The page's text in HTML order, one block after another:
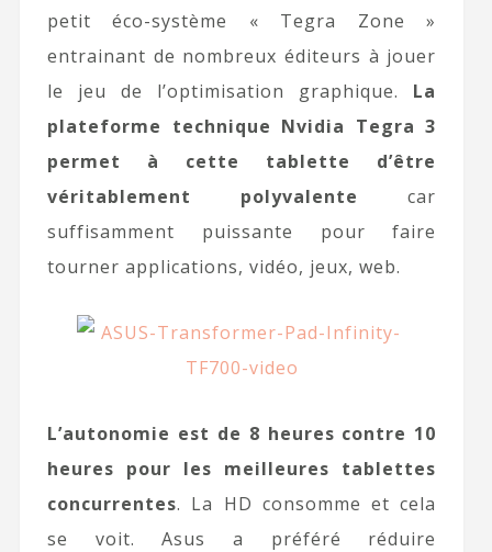
petit éco-système « Tegra Zone »
entrainant de nombreux éditeurs à jouer
le jeu de l’optimisation graphique. La
plateforme technique Nvidia Tegra 3
permet à cette tablette d’être
véritablement polyvalente car
suffisamment puissante pour faire
tourner applications, vidéo, jeux, web.
L’autonomie est de 8 heures contre 10
heures pour les meilleures tablettes
concurrentes. La HD consomme et cela
se voit. Asus a préféré réduire